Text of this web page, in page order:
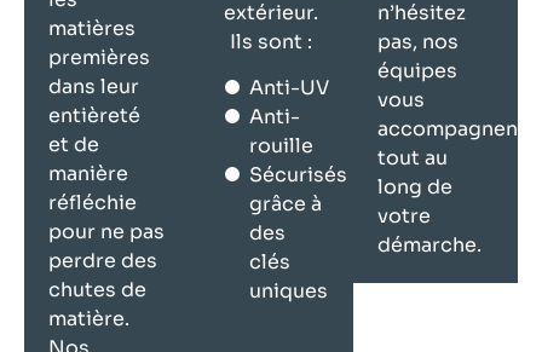
matières
premières
dans leur
entièreté
et de
manière
réfléchie
pour ne pas
perdre des
chutes de
matière.
extérieur.
Ils sont :
Anti-UV
Anti-
rouille
Sécurisés
grâce à
des
clés
uniques
n’hésitez
pas, nos
équipes
vous
accompagnent
tout au
long de
votre
démarche.